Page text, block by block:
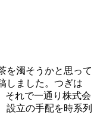
を濁そうかと思って
しました。つぎは
それで一通り株式会
設立の手配を時系列